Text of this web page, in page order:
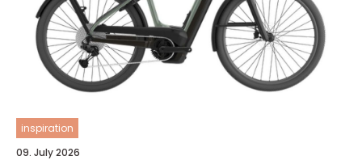
inspiration
09. July 2026